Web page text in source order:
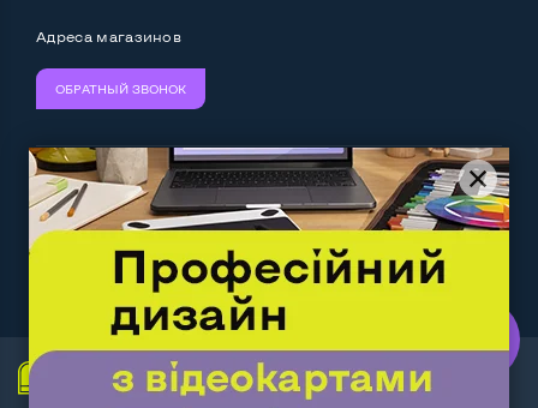
Адреса магазинов
ОБРАТНЫЙ ЗВОНОК
Мы принимаем: Следите за нами:
Work.ua— самий кльовий
наш партнер